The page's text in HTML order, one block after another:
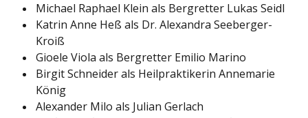
Michael Raphael Klein als Bergretter Lukas Seidl
Katrin Anne Heß als Dr. Alexandra Seeberger-
Kroiß
Gioele Viola als Bergretter Emilio Marino
Birgit Schneider als Heilpraktikerin Annemarie
König
Alexander Milo als Julian Gerlach